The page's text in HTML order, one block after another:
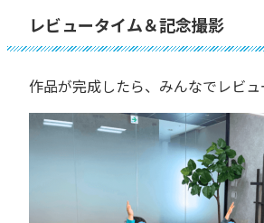
レビュータイム＆記念撮影
作品が完成したら、みんなでレビュ